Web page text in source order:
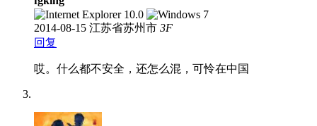
2014-08-15 江苏省苏州市 3F
回复
哎。什么都不安全，还怎么混，可怜在中国